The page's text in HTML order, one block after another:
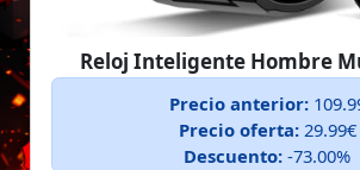
Reloj Inteligente Hombre
Precio anterior:
Precio oferta:29.99€
Descuento: -73.00%